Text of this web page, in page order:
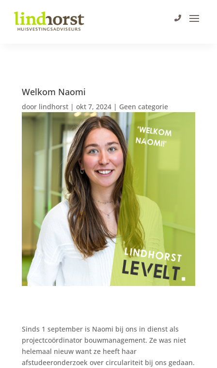
Welkom Naomi
door lindhorst| okt 7, 2024| Geen categorie
Sinds 1 september is Naomi bij ons in dienst als
projectcoördinator bouwmanagement. Ze was niet
helemaal nieuw want ze heeft haar
afstudeeronderzoek over circulariteit bij ons gedaan.